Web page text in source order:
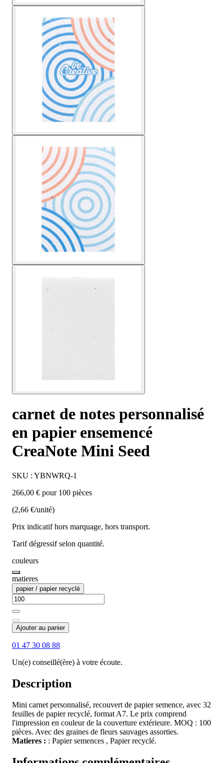
carnet de notes personnalisé
en papier ensemencé
CreaNote Mini Seed
SKU : YBNWRQ-1
266,00 € pour 100 pièces
(2,66 €/unité)
Prix indicatif hors marquage, hors transport.
Tarif dégressif selon quantité.
couleurs
matieres
papier / papier recyclé
Ajouter au panier
01 47 30 08 88
Un(e) conseillé(ère) à votre écoute.
Description
Mini carnet personnalisé, recouvert de papier semence, avec 32
feuilles de papier recyclé, format A7. Le prix comprend
l'impression en couleur de la couverture extérieure. MOQ : 100
pièces. Avec des graines de fleurs sauvages assorties.
Matieres : : Papier semences , Papier recyclé.